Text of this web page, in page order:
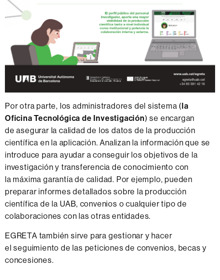
Por otra parte, los administradores del sistema (la
Oficina Tecnológica de Investigación) se encargan
de asegurar la calidad de los datos de la producción
científica en la aplicación. Analizan la información que se
introduce para ayudar a conseguir los objetivos de la
investigación y transferencia de conocimiento con
la máxima garantía de calidad. Por ejemplo, pueden
preparar informes detallados sobre la producción
científica de la UAB, convenios o cualquier tipo de
colaboraciones con las otras entidades.
EGRETA también sirve para gestionar y hacer
el seguimiento de las peticiones de convenios, becas y
concesiones.